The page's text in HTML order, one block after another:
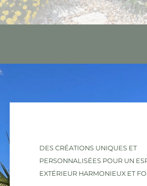
DES CRÉATIONS UNIQUES ET
PERSONNALISÉES POUR UN
EXTÉRIEUR HARMONIEUX ET